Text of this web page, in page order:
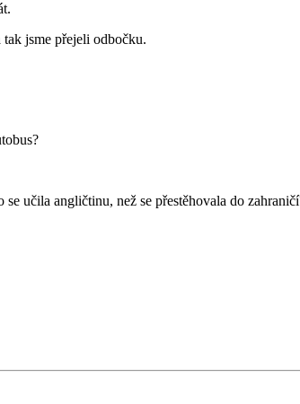
jsme přejeli odbočku.
se učila angličtinu, než se přestěhovala do